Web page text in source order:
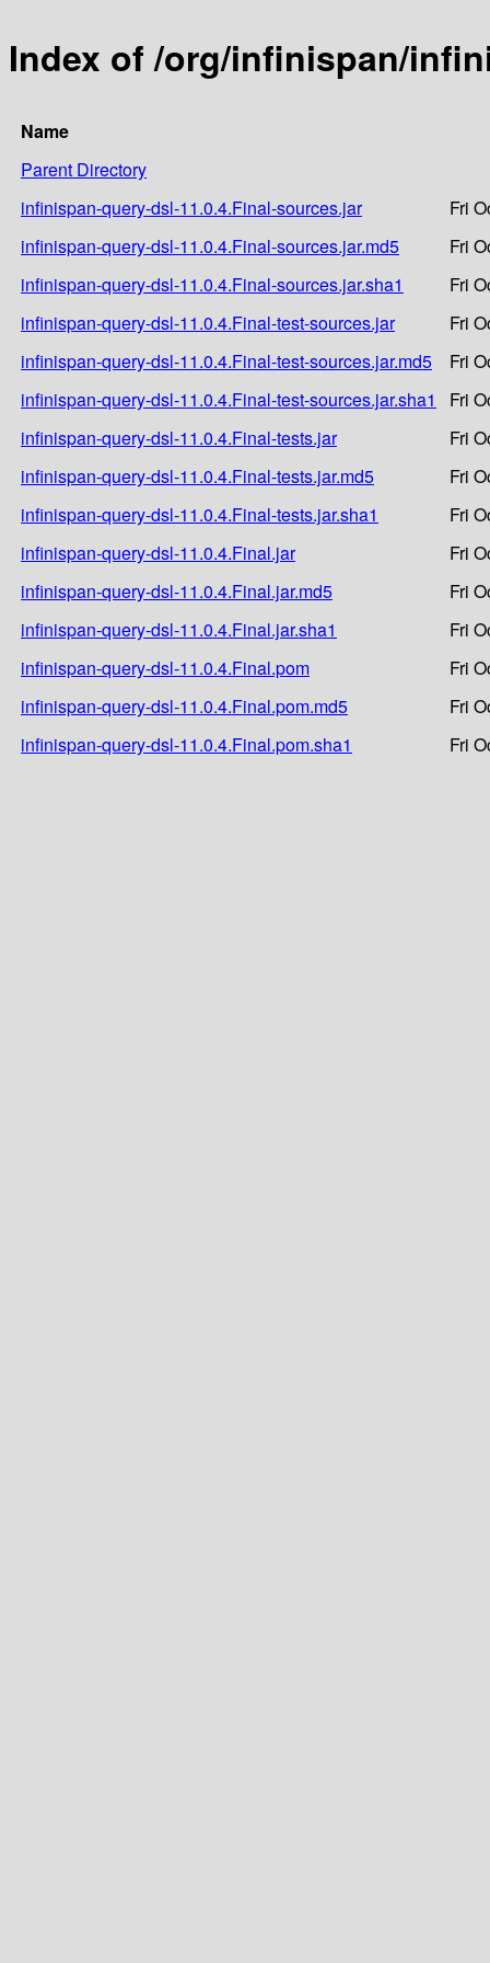
Index of /org/infinispan/
Name
Parent Directory
infinispan-query-dsl-11.0.4.Final-sources.jar
Fri
infinispan-query-dsl-11.0.4.Final-sources.jar.md5
Fri
infinispan-query-dsl-11.0.4.Final-sources.jar.sha1
Fri
infinispan-query-dsl-11.0.4.Final-test-sources.jar
Fri
infinispan-query-dsl-11.0.4.Final-test-sources.jar.md5
Fri
infinispan-query-dsl-11.0.4.Final-test-sources.jar.sha1
Fri
infinispan-query-dsl-11.0.4.Final-tests.jar
Fri
infinispan-query-dsl-11.0.4.Final-tests.jar.md5
Fri
infinispan-query-dsl-11.0.4.Final-tests.jar.sha1
Fri
infinispan-query-dsl-11.0.4.Final.jar
Fri
infinispan-query-dsl-11.0.4.Final.jar.md5
Fri
infinispan-query-dsl-11.0.4.Final.jar.sha1
Fri
infinispan-query-dsl-11.0.4.Final.pom
Fri
infinispan-query-dsl-11.0.4.Final.pom.md5
Fri
infinispan-query-dsl-11.0.4.Final.pom.sha1
Fri